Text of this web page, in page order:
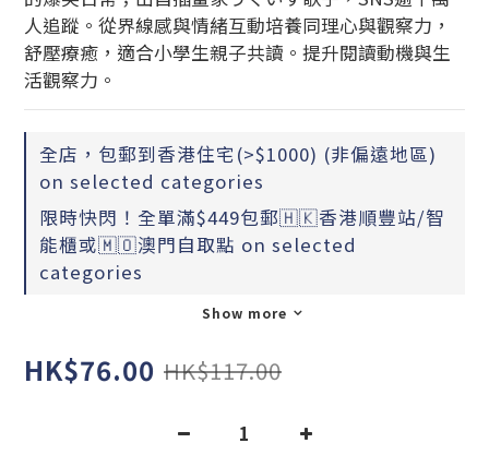
人追蹤。從界線感與情緒互動培養同理心與觀察力，
舒壓療癒，適合小學生親子共讀。提升閱讀動機與生
活觀察力。
全店，包郵到香港住宅(>$1000) (非偏遠地區)
on selected categories
限時快閃！全單滿$449包郵🇭🇰香港順豐站/智
能櫃或🇲🇴澳門自取點 on selected
categories
Show more
HK$76.00 HK$117.00